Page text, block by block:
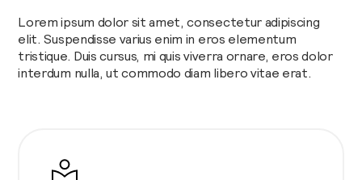
Lorem ipsum dolor sit amet, consectetur adipiscing
elit. Suspendisse varius enim in eros elementum
tristique. Duis cursus, mi quis viverra ornare, eros dolor
interdum nulla, ut commodo diam libero vitae erat.